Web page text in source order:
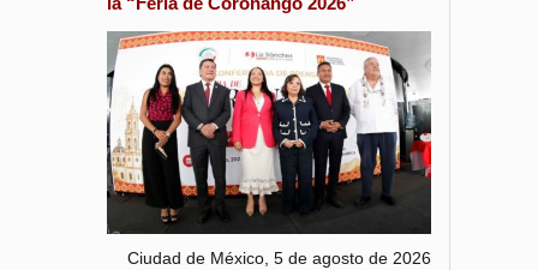
Ciudad de México, 5 de agosto de 2026